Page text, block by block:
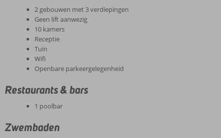
2 gebouwen met 3 verdiepingen
Geen lift aanwezig
10 kamers
Receptie
Tuin
Wifi
Openbare parkeergelegenheid
Restaurants & bars
1 poolbar
Zwembaden